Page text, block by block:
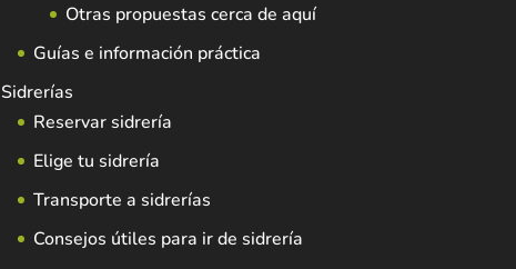
Otras propuestas cerca de aquí
Guías e información práctica
Sidrerías
Reservar sidrería
Elige tu sidrería
Transporte a sidrerías
Consejos útiles para ir de sidrería